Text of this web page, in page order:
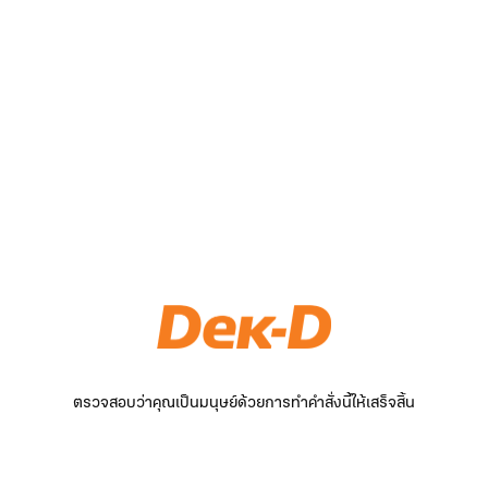
ตรวจสอบว่าคุณเป็นมนุษย์ด้วยการทำคำสั่งนี้ให้เสร็จสิ้น